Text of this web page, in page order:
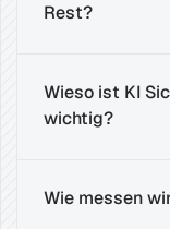
Rest?
Wieso ist KI
wichtig?
Wie messen